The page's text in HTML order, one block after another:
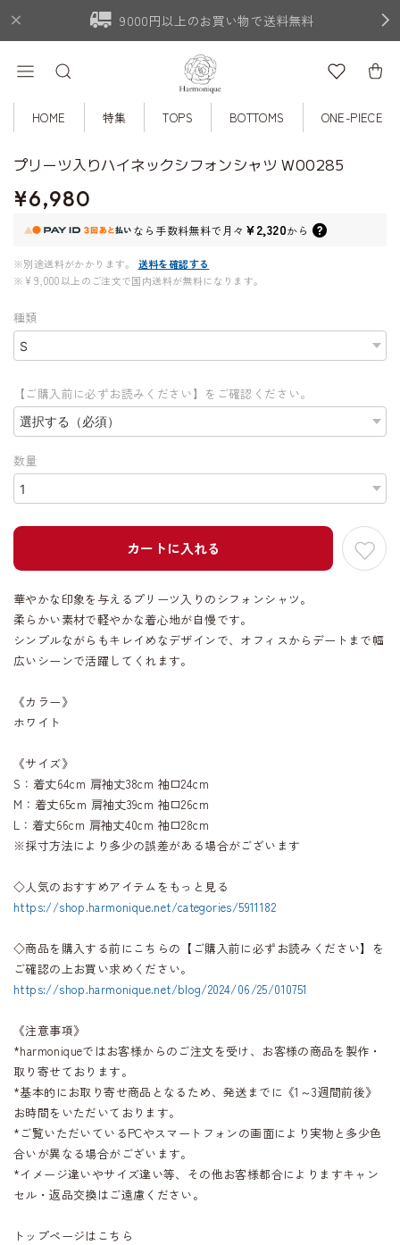
9000円以上のお買い物で送料無料
HOME 特集 TOPS BOTTOMS ONE-PIECE
プリーツ入りハイネックシフォンシャツ W00285
¥6,980
なら 手数料無料で月々 ¥2,320から
※別途送料がかかります。
送料を確認する
※¥9,000以上のご注文で国内送料が無料になります。
種類
【ご購入前に必ずお読みください】をご確認ください。
数量
カートに入れる
華やかな印象を与えるプリーツ入りのシフォンシャツ。
柔らかい素材で軽やかな着心地が自慢です。
シンプルながらもキレイめなデザインで、オフィスからデートまで幅
広いシーンで活躍してくれます。
《カラー》
ホワイト
《サイズ》
S：着丈64cm 肩袖丈38cm 袖口24cm
M：着丈65cm 肩袖丈39cm 袖口26cm
L：着丈66cm 肩袖丈40cm 袖口28cm
※採寸方法により多少の誤差がある場合がございます
◇人気のおすすめアイテムをもっと見る
https://shop.harmonique.net/categories/5911182
◇商品を購入する前にこちらの【ご購入前に必ずお読みください】を
ご確認の上お買い求めください。
https://shop.harmonique.net/blog/2024/06/25/010751
《注意事項》
*harmoniqueではお客様からのご注文を受け、お客様の商品を製作・
取り寄せております。
*基本的にお取り寄せ商品となるため、発送までに《1～3週間前後》
お時間をいただいております。
*ご覧いただいているPCやスマートフォンの画面により実物と多少色
合いが異なる場合がございます。
*イメージ違いやサイズ違い等、その他お客様都合によりますキャン
セル・返品交換はご遠慮ください。
トップページはこちら